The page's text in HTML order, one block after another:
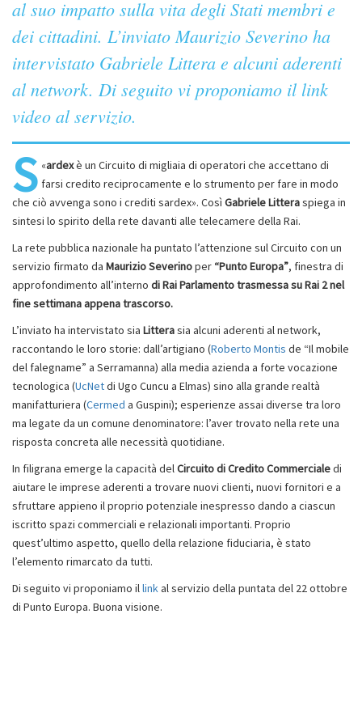
al suo impatto sulla vita degli Stati membri e
dei cittadini. L’inviato Maurizio Severino ha
intervistato Gabriele Littera e alcuni aderenti
al network. Di seguito vi proponiamo il link
video al servizio.
«
S ardexè un Circuito di migliaia di operatori che accettano di
farsi credito reciprocamente e lo strumento per fare in modo
che ciò avvenga sono i crediti sardex». Così Gabriele Litteraspiega in
sintesi lo spirito della rete davanti alle telecamere della Rai.
La rete pubblica nazionale ha puntato l’attenzione sul Circuito con un
servizio firmato da Maurizio Severinoper “Punto Europa”, finestra di
approfondimento all’interno diRai Parlamento trasmessa suRai 2 nel
fine settimana appena trascorso.
L’inviato ha intervistato sia Litterasia alcuni aderenti al network,
raccontando le loro storie: dall’artigiano (Roberto Montis de “Il mobile
del falegname” a Serramanna) alla media azienda a forte vocazione
tecnologica (UcNetdi Ugo Cuncu a Elmas) sino alla grande realtà
manifatturiera (Cermed a Guspini); esperienze assai diverse tra loro
ma legate da un comune denominatore: l’aver trovato nella rete una
risposta concreta alle necessità quotidiane.
In filigrana emerge la capacità delCircuito di Credito Commercialedi
aiutare le imprese aderenti a trovare nuovi clienti, nuovi fornitori e a
sfruttare appieno il proprio potenziale inespresso dando a ciascun
iscritto spazi commerciali e relazionali importanti. Proprio
quest’ultimo aspetto, quello della relazione fiduciaria, è stato
l’elemento rimarcato da tutti.
Di seguito vi proponiamo illinkal servizio della puntata del 22 ottobre
di Punto Europa. Buona visione.